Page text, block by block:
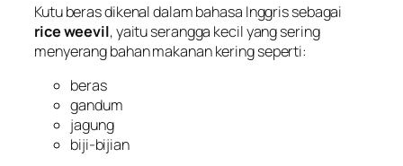
Kutu beras dikenal dalam bahasa Inggris sebagai
rice weevil, yaitu serangga kecil yang sering
menyerang bahan makanan kering seperti:
beras
gandum
jagung
biji-bijian